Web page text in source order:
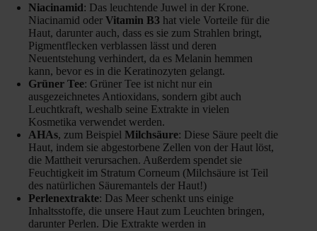
Niacinamid: Das leuchtende Juwel in der Krone.
Niacinamid oder Vitamin B3 hat viele Vorteile für die
Haut, darunter auch, dass es sie zum Strahlen bringt,
Pigmentflecken verblassen lässt und deren
Neuentstehung verhindert, da es Melanin hemmen
kann, bevor es in die Keratinozyten gelangt.
Grüner Tee: Grüner Tee ist nicht nur ein
ausgezeichnetes Antioxidans, sondern gibt auch
Leuchtkraft, weshalb seine Extrakte in vielen
Kosmetika verwendet werden.
AHAs, zum Beispiel Milchsäure: Diese Säure peelt die
Haut, indem sie abgestorbene Zellen von der Haut löst,
die Mattheit verursachen. Außerdem spendet sie
Feuchtigkeit im Stratum Corneum (Milchsäure ist Teil
des natürlichen Säuremantels der Haut!)
Perlenextrakte: Das Meer schenkt uns einige
Inhaltsstoffe, die unsere Haut zum Leuchten bringen,
darunter Perlen. Die Extrakte werden in